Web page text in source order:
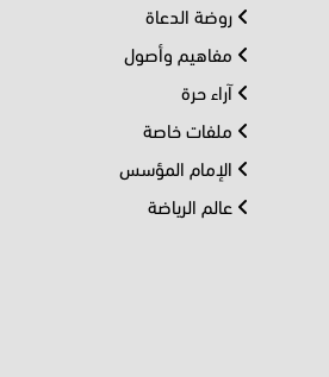
روضة الدعاة
مفاهيم وأصول
آراء حرة
ملفات خاصة
الإمام المؤسس
عالم الرياضة